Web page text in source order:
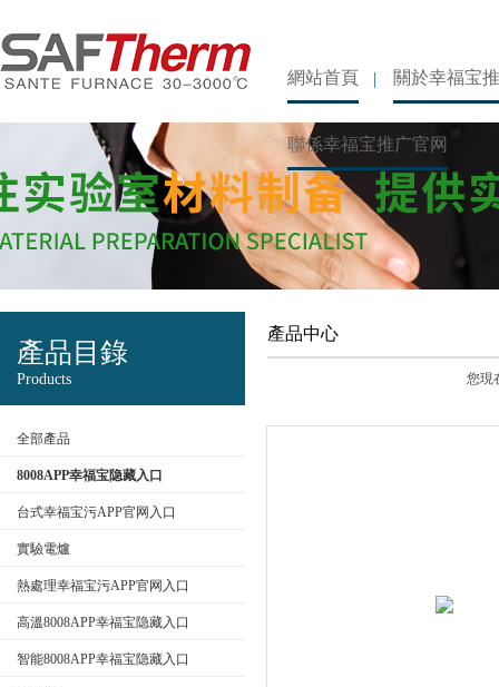
網站首頁 關於幸福宝
聯係幸福宝推广官网
產品目錄
Products
全部產品
8008APP幸福宝隐藏入口
台式幸福宝污APP官网入口
實驗電爐
熱處理幸福宝污APP官网入口
高溫8008APP幸福宝隐藏入口
智能8008APP幸福宝隐藏入口
產品中心
您現